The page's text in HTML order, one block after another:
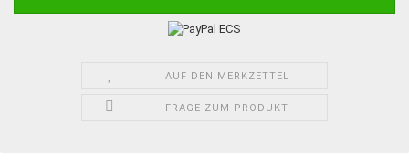
AUF DEN MERKZETTEL
FRAGE ZUM PRODUKT